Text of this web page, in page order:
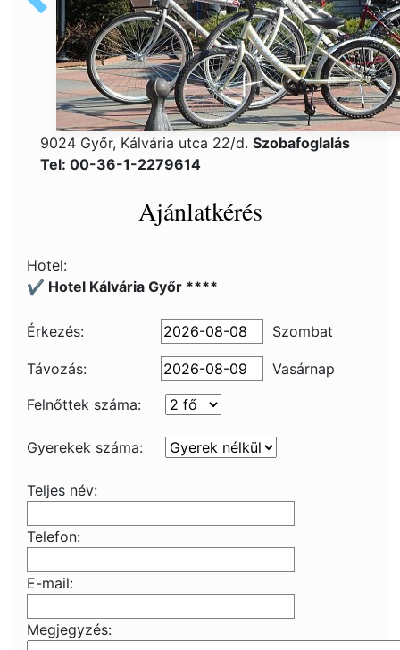
9024 Győr, Kálvária utca 22/d. Szobafoglalás
Tel: 00-36-1-2279614
Ajánlatkérés
Hotel:
✔️ Hotel Kálvária Győr ****
Érkezés: Szombat
Távozás:
Vasárnap
Felnőttek száma:
Gyerekek száma:
Teljes név:
Telefon:
E-mail:
Megjegyzés: